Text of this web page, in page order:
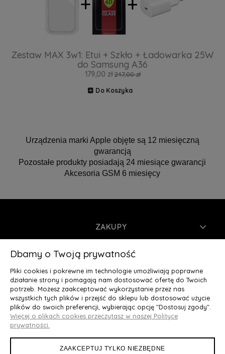
Zestaw MAX 3w1: Etui + Szkło + Ładowarka 25W
do Samsung A36
179,00 zł 247,00 zł
Do Koszyka
Urządzenia marki Apple objęte są 12 miesięczną
gwarancją
Pozostałe produkty posiadają 24 miesiące gwarancji
Akcesoria GSM 6 miesięcy
ZAKUPY
INFORMACJE
MOJE KONTO
O NAS
Deluxury.pl
Dbamy o Twoją prywatność
Pliki cookies i pokrewne im technologie umożliwiają poprawne
działanie strony i pomagają nam dostosować ofertę do Twoich
potrzeb. Możesz zaakceptować wykorzystanie przez nas
wszystkich tych plików i przejść do sklepu lub dostosować użycie
plików do swoich preferencji, wybierając opcję "Dostosuj zgody".
Więcej o plikach cookies przeczytasz w naszej Polityce
prywatności.
ZAAKCEPTUJ TYLKO NIEZBĘDNE